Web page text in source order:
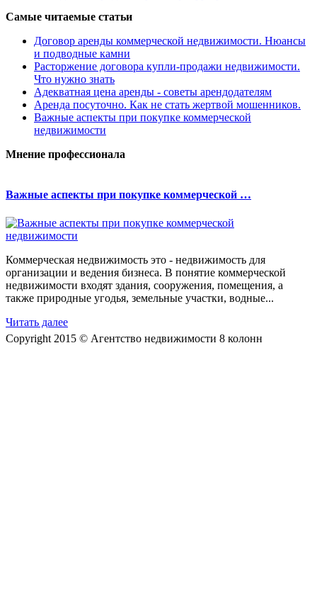
Самые читаемые статьи
Договор аренды коммерческой недвижимости. Нюансы
и подводные камни
Расторжение договора купли-продажи недвижимости.
Что нужно знать
Адекватная цена аренды - советы арендодателям
Аренда посуточно. Как не стать жертвой мошенников.
Важные аспекты при покупке коммерческой
недвижимости
Мнение профессионала
Важные аспекты при покупке коммерческой …
Коммерческая недвижимость это - недвижимость для
организации и ведения бизнеса. В понятие коммерческой
недвижимости входят здания, сооружения, помещения, а
также природные угодья, земельные участки, водные...
Читать далее
Copyright 2015 © Агентство недвижимости 8 колонн